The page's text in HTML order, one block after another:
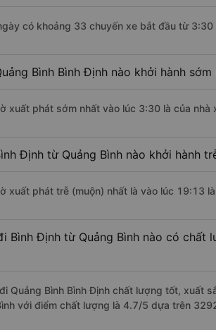
có khoảng 33 chuyến xe bắt đầu từ
Bình Bình Định nào khởi hành sớm
xuất phát sớm nhất vào lúc 3:30 là của nhà
Định từ Quảng Bình nào khởi hành
xuất phát trễ (muộn) nhất là vào lúc 19:13
Bình Định từ Quảng Bình nào có chất
Quảng Bình Bình Định chất lượng tốt, xuất
với điểm chất lượng là 4.7/5 dựa trên